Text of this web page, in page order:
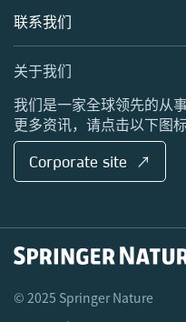
联系我们
关于我们
我们是一家全球领先的从
更多资讯，请点击以下图
Corporate site ↗
© 2025 Springer Nature